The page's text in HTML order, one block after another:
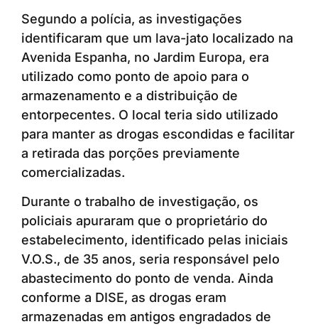
Segundo a polícia, as investigações
identificaram que um lava-jato localizado na
Avenida Espanha, no Jardim Europa, era
utilizado como ponto de apoio para o
armazenamento e a distribuição de
entorpecentes. O local teria sido utilizado
para manter as drogas escondidas e facilitar
a retirada das porções previamente
comercializadas.
Durante o trabalho de investigação, os
policiais apuraram que o proprietário do
estabelecimento, identificado pelas iniciais
V.O.S., de 35 anos, seria responsável pelo
abastecimento do ponto de venda. Ainda
conforme a DISE, as drogas eram
armazenadas em antigos engradados de